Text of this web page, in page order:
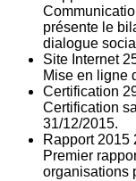
présente le
dialogue
Site Internet
Mise en ligne
Certification
Certification
31/12/2015.
Rapport 2015
Premier
organisations